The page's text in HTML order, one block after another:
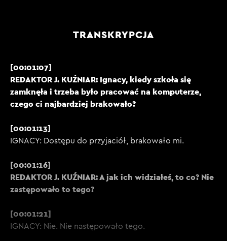
TRANSKRYPCJA
[00:01:07]
REDAKTOR J. KUŹNIAR: Ignacy, kiedy szkoła się
zamknęła i trzeba było pracować na komputerze,
czego ci najbardziej brakowało?
[00:01:13]
IGNACY: Dostępu do przyjaciół, brakowało mi.
[00:01:16]
REDAKTOR J. KUŹNIAR: A jak ich widziałeś, to co? Nie
zastępowało to tego?
[00:01:21]
IGNACY: Nie. Nie następowało tego.